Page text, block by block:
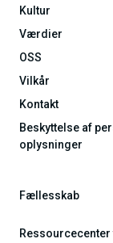
Kultur
Værdier
OSS
Vilkår
Kontakt
Beskyttelse af
oplysninger
Fællesskab
Ressourcecenter